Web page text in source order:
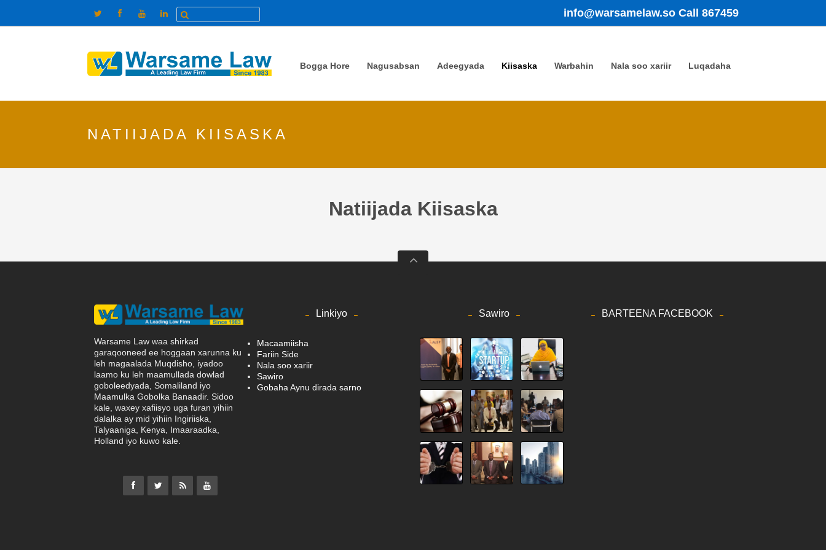
info@warsamelaw.so Call 867459
Bogga Hore Nagusabsan Adeegyada Kiisaska Warbahin Nala soo xariir Luqadaha
NATIIJADA KIISASKA
Natiijada Kiisaska
Warsame Law waa shirkad
garaqooneed ee hoggaan xarunna ku
leh magaalada Muqdisho, iyadoo
laamo ku leh maamullada dowlad
goboleedyada, Somaliland iyo
Maamulka Gobolka Banaadir. Sidoo
kale, waxey xafiisyo uga furan yihiin
dalalka ay mid yihiin Ingiriiska,
Talyaaniga, Kenya, Imaaraadka,
Holland iyo kuwo kale.
Linkiyo
Macaamiisha
Fariin Side
Nala soo xariir
Sawiro
Gobaha Aynu dirada sarno
Sawiro BARTEENA FACEBOOK